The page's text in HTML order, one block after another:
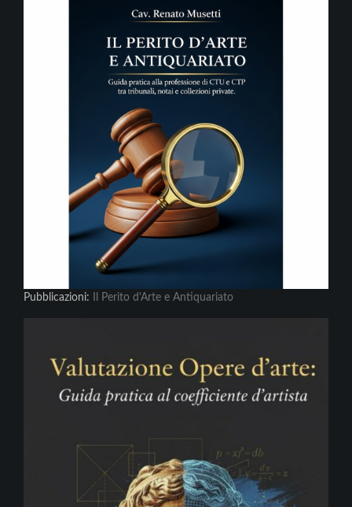
Pubblicazioni: Il Perito d'Arte e Antiquariato